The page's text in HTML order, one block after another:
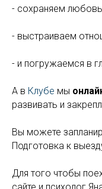
- сохраняем
- выстраиваем
- и погружаемся в
А в Клубе мы
развивать и
Вы можете
Подготовка к
Для того чтобы